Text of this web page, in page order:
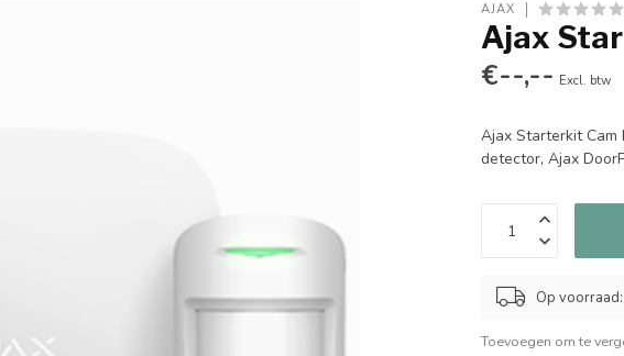
AJAX
Ajax
€--,-- Excl. btw
Ajax Starterkit Cam
detector, Ajax
Op
Toevoegen om te